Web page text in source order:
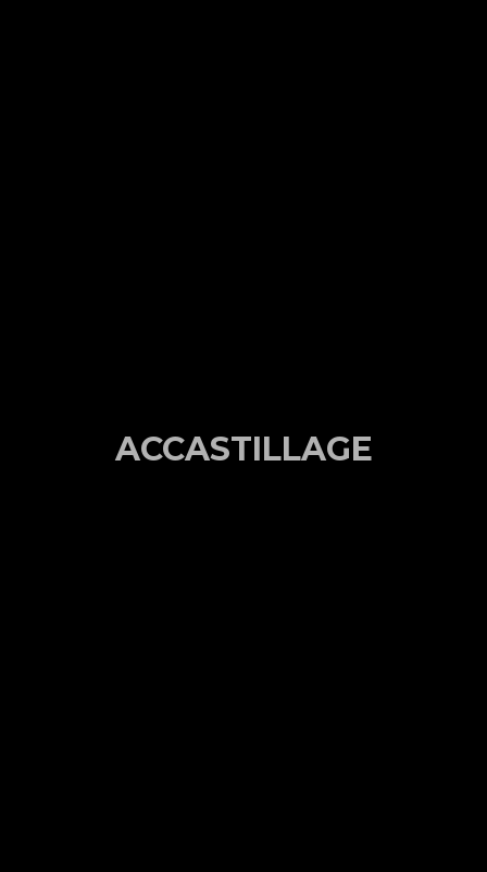
ACCASTILLAGE